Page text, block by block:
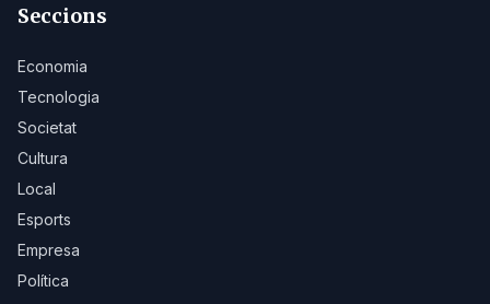
Seccions
Economia
Tecnologia
Societat
Cultura
Local
Esports
Empresa
Política